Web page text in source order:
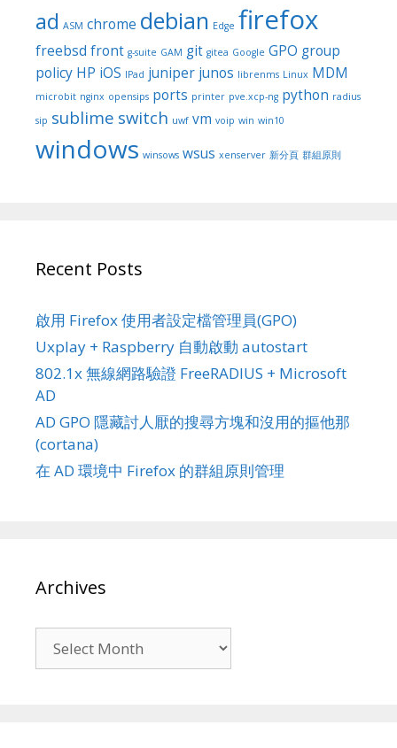
ad ASM chrome debian Edge firefox
freebsd front g-suite GAM git gitea Google GPO group
policy HP iOS IPad juniper junos librenms Linux MDM
microbit nginx opensips ports printer pve.xcp-ng python radius
sip sublime switch uwf vm voip win win10
windows winsows wsus xenserver 新分頁 群組原則
Recent Posts
啟用 Firefox 使用者設定檔管理員(GPO)
Uxplay + Raspberry 自動啟動 autostart
802.1x 無線網路驗證 FreeRADIUS + Microsoft
AD
AD GPO 隱藏討人厭的搜尋方塊和沒用的摳他那
(cortana)
在 AD 環境中 Firefox 的群組原則管理
Archives